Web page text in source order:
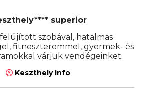
superior
szobával, hatalmas
fitneszteremmel, gyermek- és
várjuk vendégeinket.
Keszthely Info